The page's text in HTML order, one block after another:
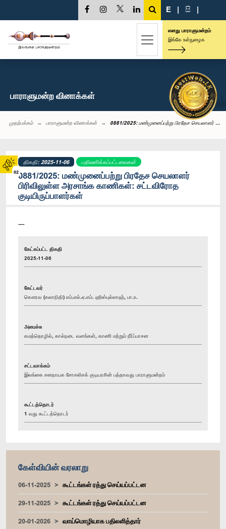
02
E | සි |
எனது பாராளுமன்றம்
இங்கே உள்நுழைக
பாராளுமன்ற வினாக்கள்
முதற்பக்கம் பாராளுமன்ற வினாக்கள் 0881/2025: மண்முனைப்பற்று பிரதேச செயலாளர் ...
திகதி: 2025-11-06 பதிலளிக்கப்பட்டவைகள்
0881/2025: மண்முனைப்பற்று பிரதேச செயலாளர்
பிரிவிலுள்ள அரசாங்க காணி‍கள்: சட்டவிரோத
குடியிருப்பாளர்கள்
----
கேட்கப்பட்ட திகதி
2025-11-06
கேட்டவர்
கௌரவ (கலாநிதி) எம்.எல்.ஏ.எம். ஹிஸ்புல்லாஹ், பா.உ.
அமைச்சு
கமத்தொழில், கால்நடை வளங்கள், காணி மற்றும் நீர்ப்பாசன
சட்டவாக்கம்
இலங்கை சனநாயக சோசலிசக் குடியரசின் பத்தாவது பாராளுமன்றம்
கூட்டத்தொடர்
1 வது கூட்டத்தொடர்
கேள்வியின் வரலாறு
06-11-2025
கூட்டங்கள் ரத்து செய்யப்பட்டன
29-11-2025
கூட்டங்கள் ரத்து செய்யப்பட்டன
20-01-2026
வாய்மொழியாக பதிலளித்தார்